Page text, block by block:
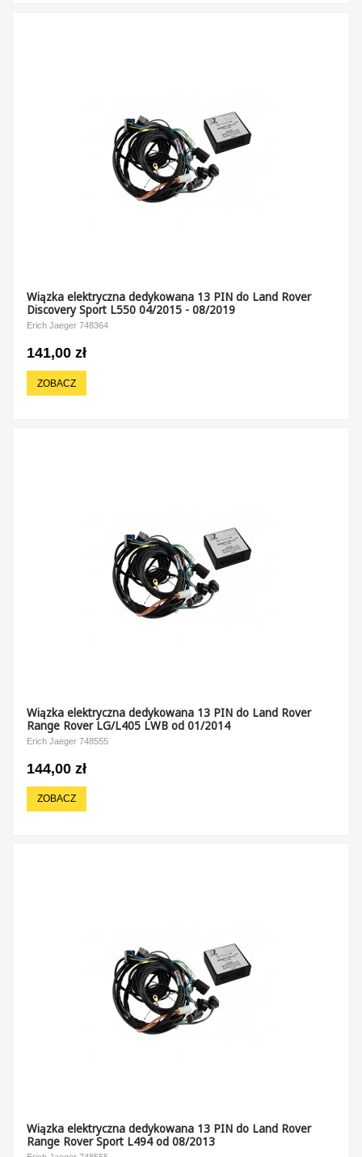
Wiązka elektryczna dedykowana 13 PIN do Land Rover
Discovery Sport L550 04/2015 - 08/2019
Erich Jaeger 748364
141,00 zł
ZOBACZ
Wiązka elektryczna dedykowana 13 PIN do Land Rover
Range Rover LG/L405 LWB od 01/2014
Erich Jaeger 748555
144,00 zł
ZOBACZ
Wiązka elektryczna dedykowana 13 PIN do Land Rover
Range Rover Sport L494 od 08/2013